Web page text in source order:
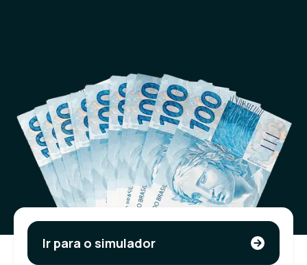
Ir para o simulador